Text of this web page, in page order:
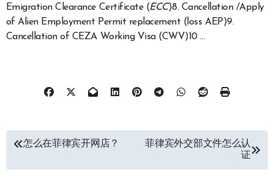
Emigration Clearance Certificate (ECC)8. Cancellation /Apply
of Alien Employment Permit replacement (loss AEP)9.
Cancellation of CEZA Working Visa (CWV)10 …
文 怎么在菲律宾开网店？
菲律宾外交部文件怎么认
证